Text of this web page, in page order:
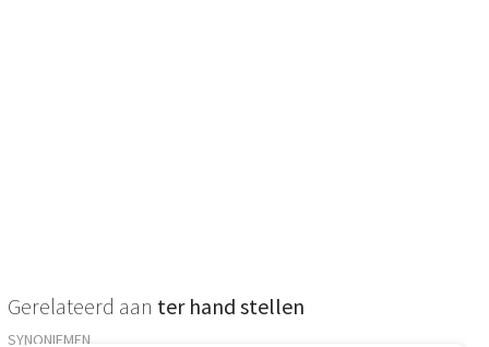
Gerelateerd aan ter hand stellen
SYNONIEMEN